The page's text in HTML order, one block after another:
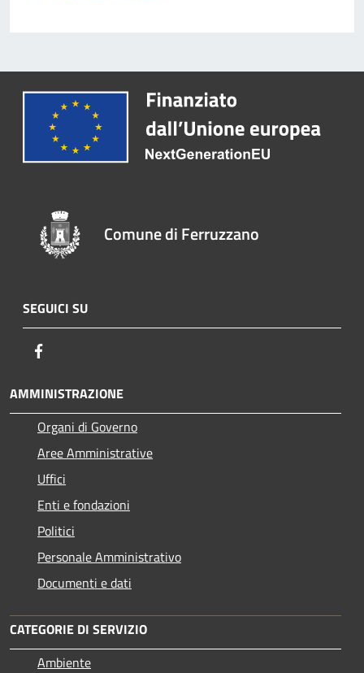
Comune di Ferruzzano
SEGUICI SU
AMMINISTRAZIONE
Organi di Governo
Aree Amministrative
Uffici
Enti e fondazioni
Politici
Personale Amministrativo
Documenti e dati
CATEGORIE DI SERVIZIO
Ambiente